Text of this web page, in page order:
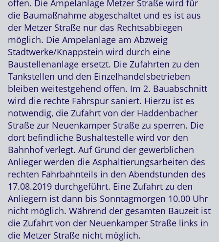
offen. Die Ampelanlage Metzer Straße wird für
die Baumaßnahme abgeschaltet und es ist aus
der Metzer Straße nur das Rechtsabbiegen
möglich. Die Ampelanlage am Abzweig
Stadtwerke/Knappstein wird durch eine
Baustellenanlage ersetzt. Die Zufahrten zu den
Tankstellen und den Einzelhandelsbetrieben
bleiben weitestgehend offen. Im 2. Bauabschnitt
wird die rechte Fahrspur saniert. Hierzu ist es
notwendig, die Zufahrt von der Haddenbacher
Straße zur Neuenkamper Straße zu sperren. Die
dort befindliche Bushaltestelle wird vor den
Bahnhof verlegt. Auf Grund der gewerblichen
Anlieger werden die Asphaltierungsarbeiten des
rechten Fahrbahnteils in den Abendstunden des
17.08.2019 durchgeführt. Eine Zufahrt zu den
Anliegern ist dann bis Sonntagmorgen 10.00 Uhr
nicht möglich. Während der gesamten Bauzeit ist
die Zufahrt von der Neuenkamper Straße links in
die Metzer Straße nicht möglich.